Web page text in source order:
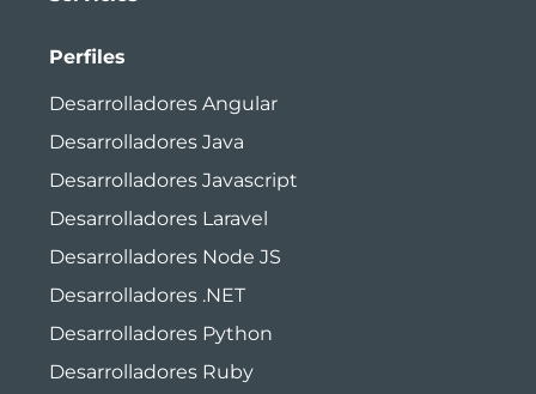
Perfiles
Desarrolladores Angular
Desarrolladores Java
Desarrolladores Javascript
Desarrolladores Laravel
Desarrolladores Node JS
Desarrolladores .NET
Desarrolladores Python
Desarrolladores Ruby